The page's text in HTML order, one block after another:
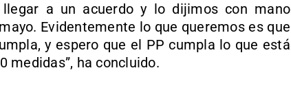
llegar a un acuerdo y lo dijimos con mano
Evidentemente lo que queremos es que
y espero que el PP cumpla lo que está
medidas”, ha concluido.